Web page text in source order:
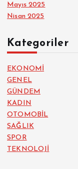
Mayıs 2025
Nisan 2025
Kategoriler
EKONOMİ
GENEL
GÜNDEM
KADIN
OTOMOBİL
SAĞLIK
SPOR
TEKNOLOJİ